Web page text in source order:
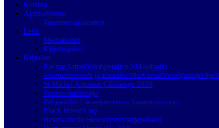
Etusivu
Ajankohtaista
Tapahtumakalenteri
Lehti
Mediatiedot
Kirjoittajaksi
Kilpailut
Racing Amatööriohjastajien SM-kilpailu
Suomenmestarit ja kansainväliset
St Michel Amateur Challenge 2026
Suurmestaruusajo
Pohjantähti Lämminveristen Suurmestaruus
Black Horse Cup
Hevosurheilu Hevosenomistajapokaali